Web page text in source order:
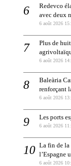
Redevco
avec deux
6 août 2026
Plus de
6 août 2026
Baleària
renforçant
6 août 2026
Les ports
6 août 2026
La fin de la
l’Espagne
6 août 2026